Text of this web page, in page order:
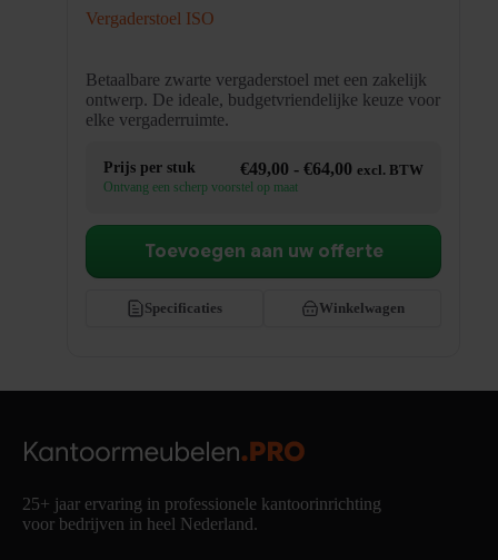
Vergaderstoel ISO
Betaalbare zwarte vergaderstoel met een zakelijk
ontwerp. De ideale, budgetvriendelijke keuze voor
elke vergaderruimte.
Prijs per stuk €49,00 - €64,00 Prijsklasse:
€64,00
excl. BTW
Ontvang een scherp voorstel op maat
Specificaties Winkelwagen
Toevoegen aan uw offerte
25+ jaar ervaring in professionele kantoorinrichting
voor bedrijven in heel Nederland.